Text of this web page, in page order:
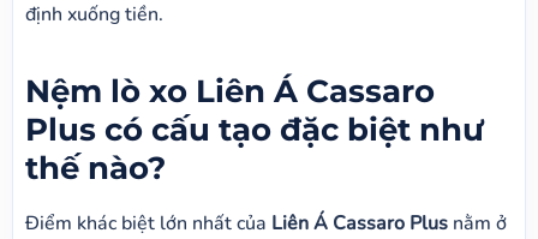
định xuống tiền.
Nệm lò xo Liên Á Cassaro
Plus có cấu tạo đặc biệt như
thế nào?
Điểm khác biệt lớn nhất của Liên Á Cassaro Plus nằm ở